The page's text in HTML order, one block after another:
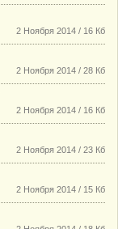
2 Ноября 2014 / 16 Кб
2 Ноября 2014 / 28 Кб
2 Ноября 2014 / 16 Кб
2 Ноября 2014 / 23 Кб
2 Ноября 2014 / 15 Кб